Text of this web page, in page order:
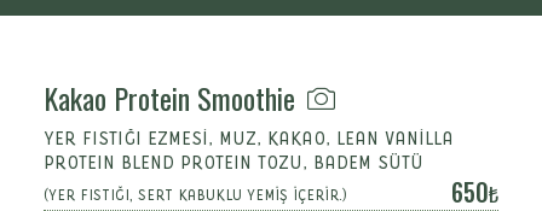
Kakao Protein Smoothie
YER FISTIĞI EZMESİ, MUZ, KAKAO, LEAN VANİLLA
PROTEIN BLEND PROTEIN TOZU, BADEM SÜTÜ
(YER FISTIĞI, SERT KABUKLU YEMİŞ İÇERİR.) 650